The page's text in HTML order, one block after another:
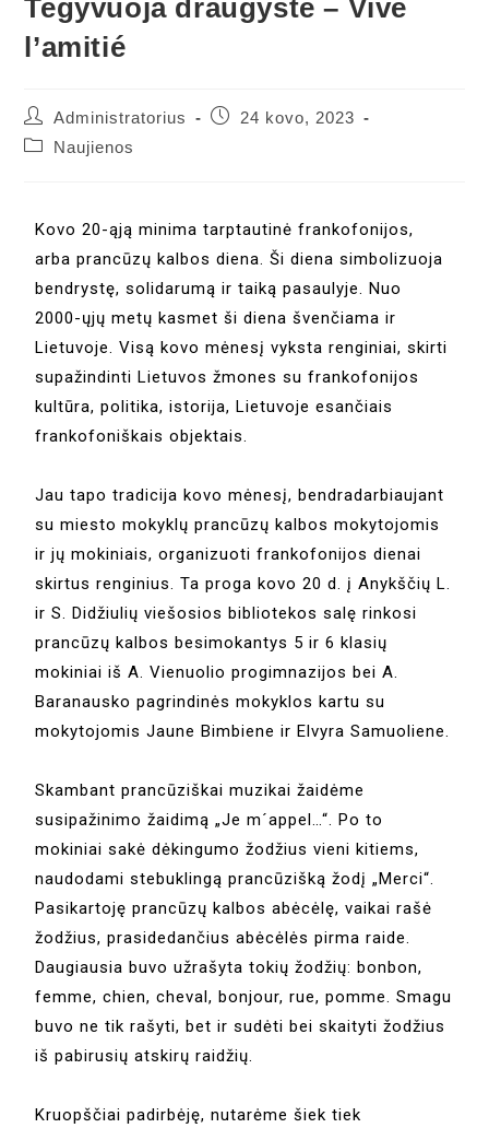
Tegyvuoja draugystė – Vive
l’amitié
Administratorius
24 kovo, 2023
Naujienos
Kovo 20-ąją minima tarptautinė frankofonijos,
arba prancūzų kalbos diena. Ši diena simbolizuoja
bendrystę, solidarumą ir taiką pasaulyje. Nuo
2000-ųjų metų kasmet ši diena švenčiama ir
Lietuvoje. Visą kovo mėnesį vyksta renginiai, skirti
supažindinti Lietuvos žmones su frankofonijos
kultūra, politika, istorija, Lietuvoje esančiais
frankofoniškais objektais.
Jau tapo tradicija kovo mėnesį, bendradarbiaujant
su miesto mokyklų prancūzų kalbos mokytojomis
ir jų mokiniais, organizuoti frankofonijos dienai
skirtus renginius. Ta proga kovo 20 d. į Anykščių L.
ir S. Didžiulių viešosios bibliotekos salę rinkosi
prancūzų kalbos besimokantys 5 ir 6 klasių
mokiniai iš A. Vienuolio progimnazijos bei A.
Baranausko pagrindinės mokyklos kartu su
mokytojomis Jaune Bimbiene ir Elvyra Samuoliene.
Skambant prancūziškai muzikai žaidėme
susipažinimo žaidimą „Je m´appel…“. Po to
mokiniai sakė dėkingumo žodžius vieni kitiems,
naudodami stebuklingą prancūzišką žodį „Merci“.
Pasikartoję prancūzų kalbos abėcėlę, vaikai rašė
žodžius, prasidedančius abėcėlės pirma raide.
Daugiausia buvo užrašyta tokių žodžių: bonbon,
femme, chien, cheval, bonjour, rue, pomme. Smagu
buvo ne tik rašyti, bet ir sudėti bei skaityti žodžius
iš pabirusių atskirų raidžių.
Kruopščiai padirbėję, nutarėme šiek tiek